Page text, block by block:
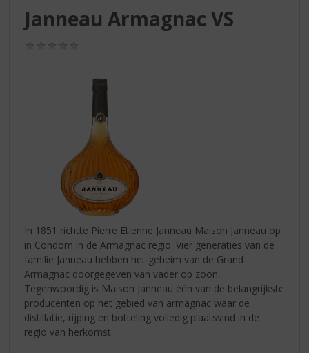
Janneau Armagnac VS
In 1851 richtte Pierre Etienne Janneau Maison Janneau op
in Condom in de Armagnac regio. Vier generaties van de
familie Janneau hebben het geheim van de Grand
Armagnac doorgegeven van vader op zoon.
Tegenwoordig is Maison Janneau één van de belangrijkste
producenten op het gebied van armagnac waar de
distillatie, rijping en botteling volledig plaatsvind in de
regio van herkomst.